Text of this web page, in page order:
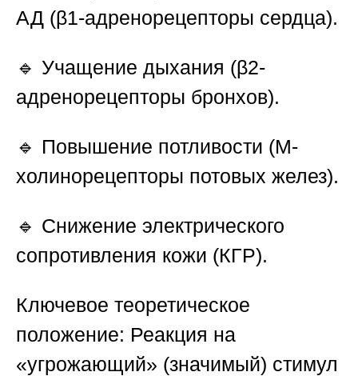
АД (β1-адренорецепторы сердца).
🔹 Учащение дыхания (β2-
адренорецепторы бронхов).
🔹 Повышение потливости (М-
холинорецепторы потовых желез).
🔹 Снижение электрического
сопротивления кожи (КГР).
Ключевое теоретическое
положение: Реакция на
«угрожающий» (значимый) стимул